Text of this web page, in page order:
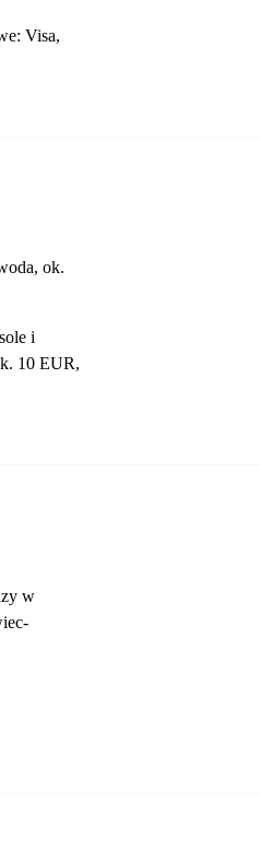
Visa,
ok.
i
10 EUR,
w